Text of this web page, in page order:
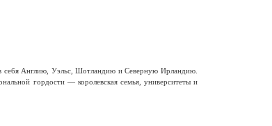
себя Англию, Уэльс, Шотландию и Северную Ирландию.
гордости — королевская семья, университеты и